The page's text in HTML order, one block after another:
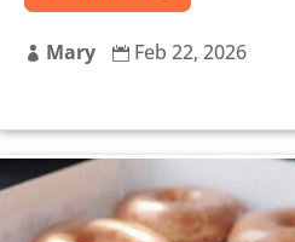
 Mary  Feb 22, 2026